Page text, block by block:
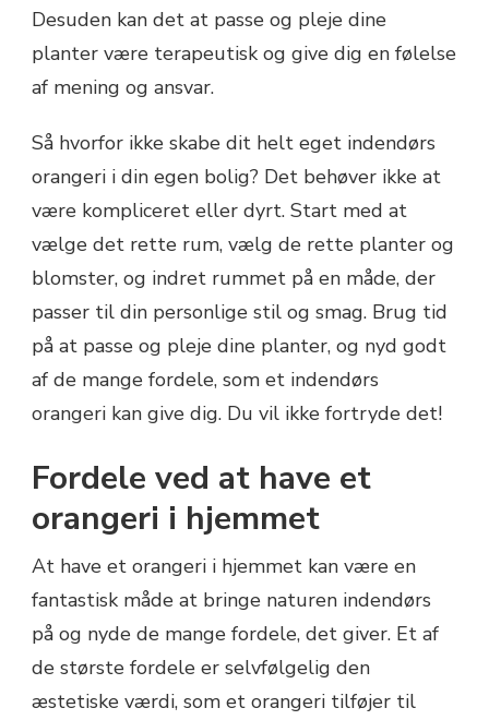
Desuden kan det at passe og pleje dine
planter være terapeutisk og give dig en følelse
af mening og ansvar.
Så hvorfor ikke skabe dit helt eget indendørs
orangeri i din egen bolig? Det behøver ikke at
være kompliceret eller dyrt. Start med at
vælge det rette rum, vælg de rette planter og
blomster, og indret rummet på en måde, der
passer til din personlige stil og smag. Brug tid
på at passe og pleje dine planter, og nyd godt
af de mange fordele, som et indendørs
orangeri kan give dig. Du vil ikke fortryde det!
Fordele ved at have et
orangeri i hjemmet
At have et orangeri i hjemmet kan være en
fantastisk måde at bringe naturen indendørs
på og nyde de mange fordele, det giver. Et af
de største fordele er selvfølgelig den
æstetiske værdi, som et orangeri tilføjer til